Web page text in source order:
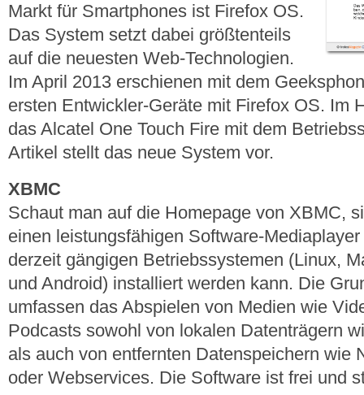
Markt für Smartphones ist Firefox OS.
Das System setzt dabei größtenteils
auf die neuesten Web-Technologien.
Im April 2013 erschienen mit dem
ersten Entwickler-Geräte mit Firefox OS. Im
das Alcatel One Touch Fire mit dem
Artikel stellt das neue System vor.
XBMC
Schaut man auf die Homepage von XBMC,
einen leistungsfähigen Software-
derzeit gängigen Betriebssystemen (Linux,
und Android) installiert werden kann. Die
umfassen das Abspielen von Medien wie
Podcasts sowohl von lokalen Datenträgern
als auch von entfernten Datenspeichern wie
oder Webservices. Die Software ist frei und